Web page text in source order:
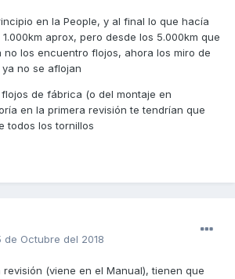
en la People, y al final lo que hacía
aprox, pero desde los 5.000km que
los encuentro flojos, ahora los miro de
no se aflojan
de fábrica (o del montaje en
en la primera revisión te tendrían que
todos los tornillos
de Octubre del 2018
(viene en el Manual), tienen que